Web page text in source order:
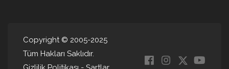
Copyright © 2005-2025
Tüm Hakları Saklıdır.